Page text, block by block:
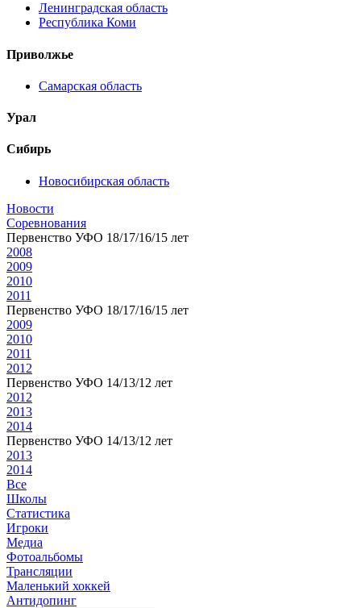
Ленинградская область
Республика Коми
Приволжье
Самарская область
Урал
Сибирь
Новосибирская область
Новости
Соревнования
Первенство УФО 18/17/16/15 лет
2008
2009
2010
2011
Первенство УФО 18/17/16/15 лет
2009
2010
2011
2012
Первенство УФО 14/13/12 лет
2012
2013
2014
Первенство УФО 14/13/12 лет
2013
2014
Все
Школы
Статистика
Игроки
Медиа
Фотоальбомы
Трансляции
Маленький хоккей
Антидопинг